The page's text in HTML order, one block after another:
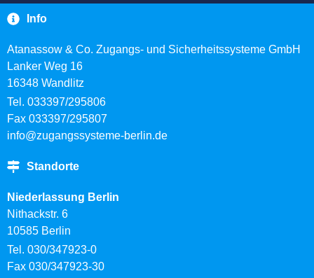
Info
Atanassow & Co. Zugangs- und Sicherheitssysteme GmbH
Lanker Weg 16
16348 Wandlitz
Tel. 033397/295806
Fax 033397/295807
info@zugangssysteme-berlin.de
Standorte
Niederlassung Berlin
Nithackstr. 6
10585 Berlin
Tel. 030/347923-0
Fax 030/347923-30